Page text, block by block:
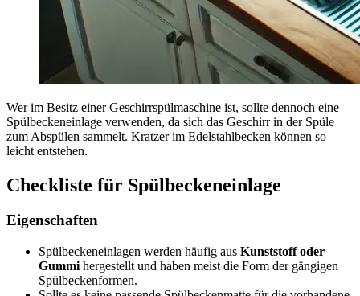
Wer im Besitz einer Geschirrspülmaschine ist, sollte dennoch eine
Spülbeckeneinlage verwenden, da sich das Geschirr in der Spüle
zum Abspülen sammelt. Kratzer im Edelstahlbecken können so
leicht entstehen.
Checkliste für Spülbeckeneinlage
Eigenschaften
Spülbeckeneinlagen werden häufig aus Kunststoff oder
Gummi hergestellt und haben meist die Form der gängigen
Spülbeckenformen.